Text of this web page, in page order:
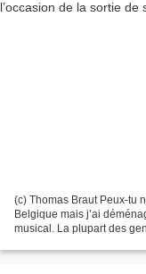
(c) Thomas Braut Peux-tu
Belgique mais j’ai
musical. La plupart des